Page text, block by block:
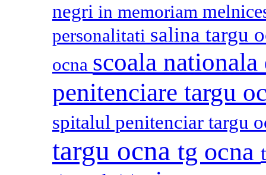
negri in memoriam
personalitati salina targu
ocna scoala
penitenciare targu
spitalul penitenciar targu
targu ocna tg ocna